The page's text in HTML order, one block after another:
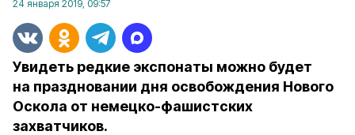
24 января 2019, 09:57
Увидеть редкие экспонаты можно будет
на праздновании дня освобождения Нового
Оскола от немецко-фашистских
захватчиков.